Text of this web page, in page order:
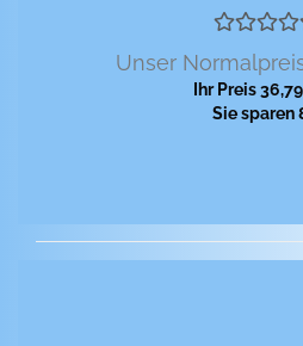
Unser
Ihr Preis
Sie sparen